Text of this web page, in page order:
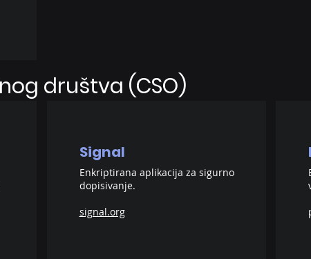
društva (CSO)
Signal
Enkriptirana aplikacija za sigurno
dopisivanje.
signal.org